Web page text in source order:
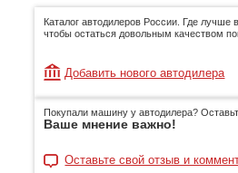
Каталог автодилеров России. Где лучше
чтобы остаться довольным качеством
Добавить нового автодилера
Покупали машину у автодилера?
Ваше мнение важно!
Оставьте свой отзыв и